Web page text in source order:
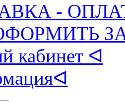
-
кабинет ᐊ